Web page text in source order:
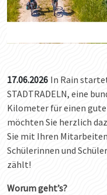
17.06.2026 In Rain
STADTRADELN, eine
Kilometer für einen
möchten Sie herzlich
Sie mit Ihren
Schülerinnen und
zählt!
Worum geht’s?